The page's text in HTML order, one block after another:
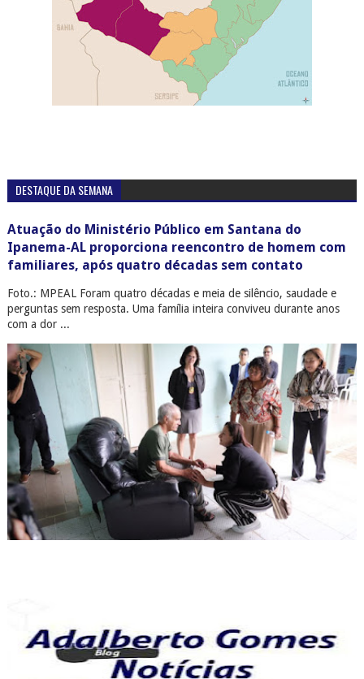
DESTAQUE DA SEMANA
Atuação do Ministério Público em Santana do
Ipanema-AL proporciona reencontro de homem com
familiares, após quatro décadas sem contato
Foto.: MPEAL Foram quatro décadas e meia de silêncio, saudade e
perguntas sem resposta. Uma família inteira conviveu durante anos
com a dor ...